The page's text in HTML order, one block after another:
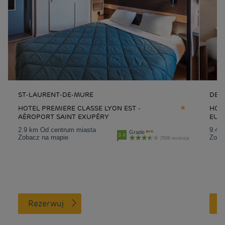
ST-LAURENT-DE-MURE
HOTEL PREMIERE CLASSE LYON EST -
AÉROPORT SAINT EXUPÉRY
2.9 km Od centrum miasta
Zobacz na mapie
3.4 Grade
2506 recenzje
Rezerwuj
9.4